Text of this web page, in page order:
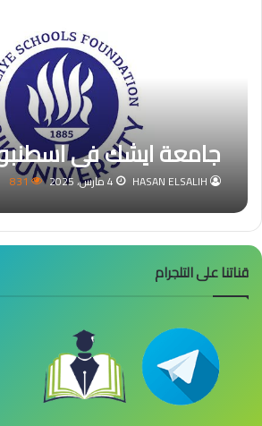
جامعة ايشك في اسطنبول
HASAN ELSALIH 4 مارس، 2025 831
قناتنا على التلجرام